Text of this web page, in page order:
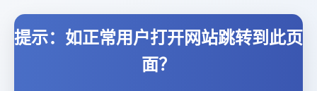
提示：如正常用户打开网站跳转到此页
面？